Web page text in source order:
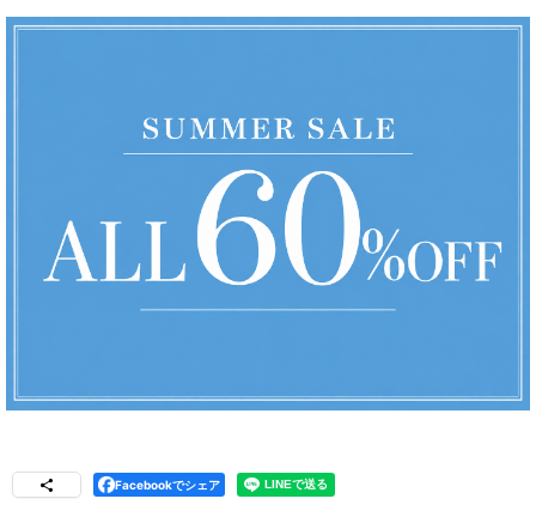
Facebookでシェア